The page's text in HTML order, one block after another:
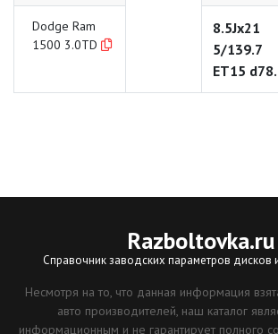
Dodge Ram
1500 3.0TD
8.5Jx21
5/139.7
ET15
Razboltovka.ru
Справочник заводских параметров дисков
Несмотря на то, что данная информация
авто производителей, наш каталог
информационным и не гарантирует полного